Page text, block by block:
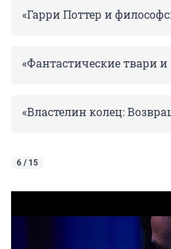
«Гарри Поттер и
«Фантастические твари
«Властелин колец:
6 / 15